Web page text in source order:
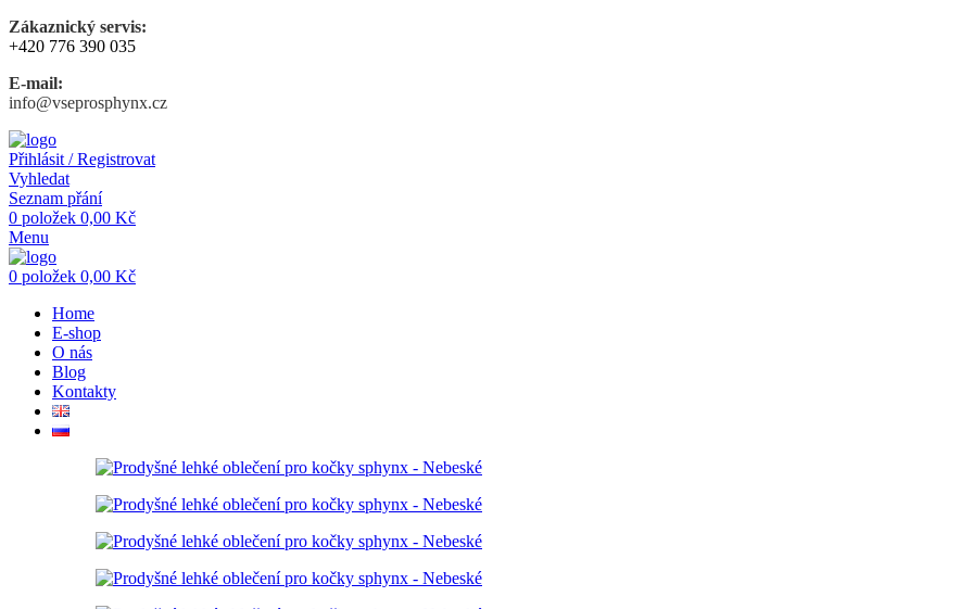
Zákaznický servis:
+420 776 390 035
E-mail:
info@vseprosphynx.cz
Přihlásit / Registrovat
Vyhledat
Seznam přání
0 položek 0,00 Kč
Menu
0 položek 0,00 Kč
Home
E-shop
O nás
Blog
Kontakty